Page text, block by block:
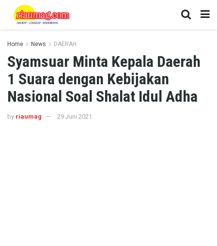
Home News DAERAH
Syamsuar Minta Kepala Daerah
1 Suara dengan Kebijakan
Nasional Soal Shalat Idul Adha
by riaumag 29 Juni 2021